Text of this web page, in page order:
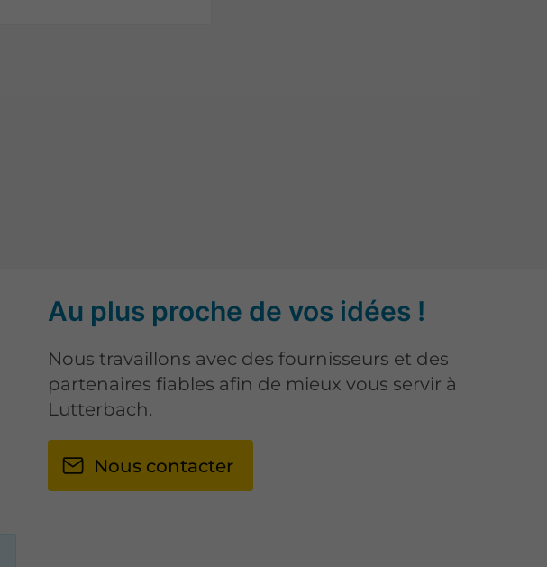
Au plus proche de vos idées !
Nous travaillons avec des fournisseurs et des
partenaires fiables afin de mieux vous servir à
Lutterbach.
Nous contacter